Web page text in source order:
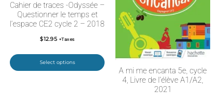
Cahier de traces -Odyssée –
Questionner le temps et
l’espace CE2 cycle 2 – 2018
$12.95 +Taxes
Select options
A mi me encanta 5e, cycle
4, Livre de l’élève A1/A2,
2021